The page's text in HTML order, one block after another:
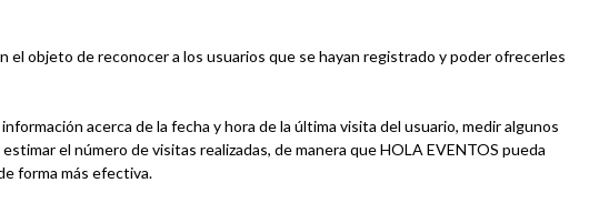
el objeto de reconocer a los usuarios que se hayan registrado y poder ofrecerles
acerca de la fecha y hora de la última visita del usuario, medir algunos
el número de visitas realizadas, de manera que HOLA EVENTOS pueda
forma más efectiva.